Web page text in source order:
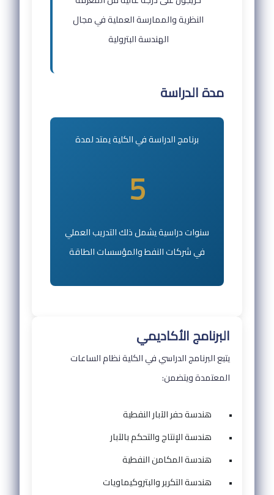
النظرية والممارسة العملية في مجال
الهندسة البترولية
مدة الدراسة
برنامج الدراسة في الكلية يمتد لمدة
5
سنوات دراسية يشمل ذلك التدريب العملي
في شركات النفط والمؤسسات الطاقة
البرنامج الأكاديمي
يتبع البرنامج الدراسي في الكلية نظام الساعات
المعتمدة ويتضمن:
•
هندسة حفر الآبار النفطية
•
هندسة الإنتاج والتحكم بالآبار
•
هندسة المكامن النفطية
•
هندسة التكرير والبتروكيماويات